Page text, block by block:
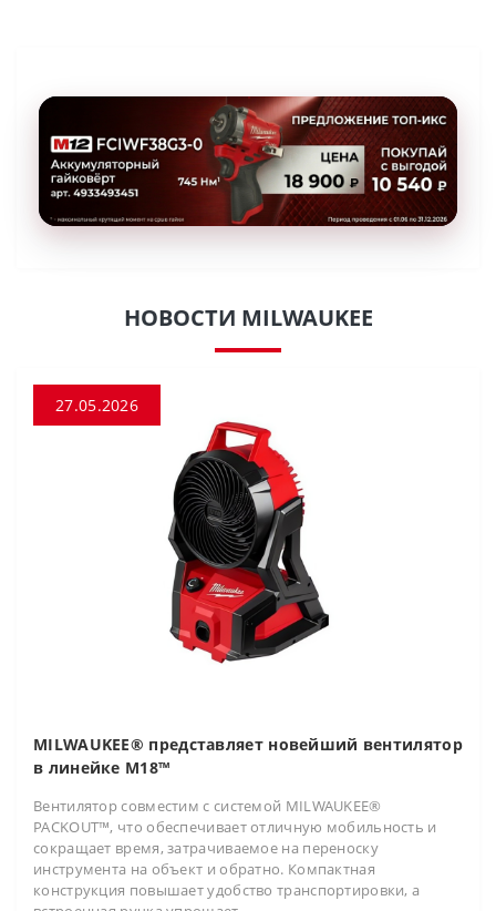
НОВОСТИ MILWAUKEE
27.05.2026
MILWAUKEE® представляет новейший вентилятор
в линейке M18™
Вентилятор совместим с системой MILWAUKEE®
PACKOUT™, что обеспечивает отличную мобильность и
сокращает время, затрачиваемое на переноску
инструмента на объект и обратно. Компактная
конструкция повышает удобство транспортировки, а